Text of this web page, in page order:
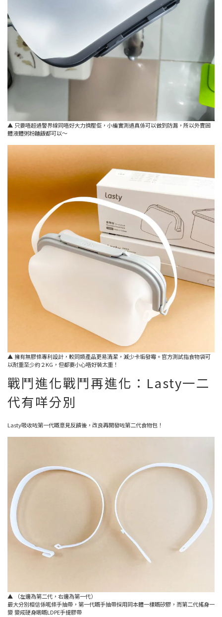
▲ 只要唔超過警界線同唔好大力擠壓佢，小編實測過真係可以做到防漏，所以外賣固
體液體粥粉麵飯都可以～
▲ 擁有無膠條專利設計，較同類產品更易清潔，減少卡垢發霉。官方測試指食物袋可
以耐重至少約２KG，但都要小心唔好裝太重！
戰鬥進化戰鬥再進化：Lasty一二
代有咩分別
Lasty吸收咗第一代嘅意見反饋後，改良再開發咗第二代食物包！
▲ （左邊為第二代，右邊為第一代）
最大分別相信係呢條手抽帶，第一代嘅手抽帶採用同本體一樣嘅矽膠，而第二代搖身一
變 變成硬身啲嘅LDPE手提膠帶